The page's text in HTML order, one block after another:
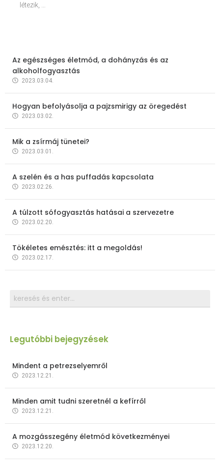
létezik, …
Az egészséges életmód, a dohányzás és az
alkoholfogyasztás
2023.03.04.
Hogyan befolyásolja a pajzsmirigy az öregedést
2023.03.02.
Mik a zsírmáj tünetei?
2023.03.01.
A szelén és a has puffadás kapcsolata
2023.02.26.
A túlzott sófogyasztás hatásai a szervezetre
2023.02.20.
Tökéletes emésztés: itt a megoldás!
2023.02.17.
Legutóbbi bejegyzések
Mindent a petrezselyemről
2023.12.21.
Minden amit tudni szeretnél a kefírről
2023.12.21.
A mozgásszegény életmód következményei
2023.12.20.